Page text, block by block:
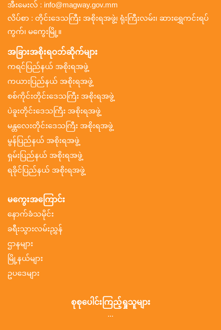
အီးမေးလ် : info@magway.gov.mm
လိပ်စာ : တိုင်းဒေသကြီး အစိုးရအဖွဲ့၊ ရုံးကြီးလမ်း၊ ဆားရွှေကင်းရပ်
ကွက်၊ မကွေးမြို့။
အခြားအစိုးရဝဘ်ဆိုက်များ
ကရင်ပြည်နယ် အစိုးရအဖွဲ့
ကယားပြည်နယ် အစိုးရအဖွဲ့
စစ်ကိုင်းတိုင်းဒေသကြီး အစိုးရအဖွဲ့
ပဲခူးတိုင်းဒေသကြီး အစိုးရအဖွဲ့
မန္တလေးတိုင်းဒေသကြီး အစိုးရအဖွဲ့
မွန်ပြည်နယ် အစိုးရအဖွဲ့
ရှမ်းပြည်နယ် အစိုးရအဖွဲ့
ရခိုင်ပြည်နယ် အစိုးရအဖွဲ့
မကွေးအကြောင်း
နောက်ခံသမိုင်း
ခရီးသွားလမ်းညွှန်
ဌာနများ
မြို့နယ်များ
ဥပဒေများ
စုစုပေါင်းကြည့်ရှုသူများ
...